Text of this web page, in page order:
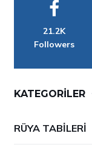
21.2K
Followers
KATEGORILER
RÜYA TABILERI